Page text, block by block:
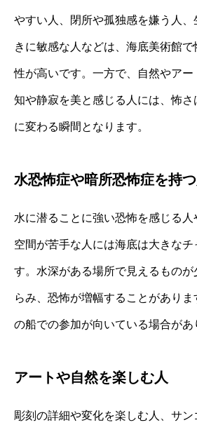
やすい人、閉所や孤独感を嫌う人
きに敏感な人などは、海底美術館
性が高いです。一方で、自然やア
知や静寂を美と感じる人には、怖
に変わる瞬間となります。
水恐怖症や暗所恐怖症を持
水に潜ることに強い恐怖を感じる
空間が苦手な人には海底は大きなチ
す。水深がある場所で見えるもの
らみ、恐怖が増幅することがあり
の船での参加が向いている場合があ
アートや自然を楽しむ人
彫刻の詳細や変化を楽しむ人、サ